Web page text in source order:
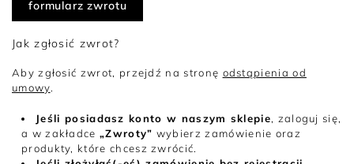
formularz zwrotu
Jak zgłosić zwrot?
Aby zgłosić zwrot, przejdź na stronę odstąpienia od
umowy.
Jeśli posiadasz konto w naszym sklepie, zaloguj się,
a w zakładce„Zwroty” wybierz zamówienie oraz
produkty, które chcesz zwrócić.